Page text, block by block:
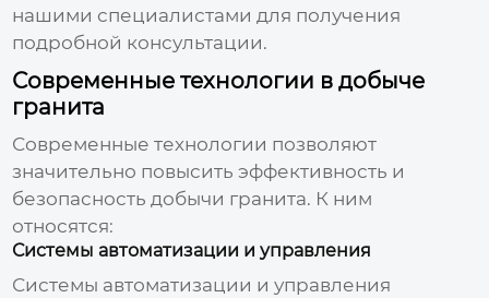
нашими специалистами для получения
подробной консультации.
Современные технологии в добыче
гранита
Современные технологии позволяют
значительно повысить эффективность и
безопасность добычи гранита. К ним
относятся:
Системы автоматизации и управления
Системы автоматизации и управления